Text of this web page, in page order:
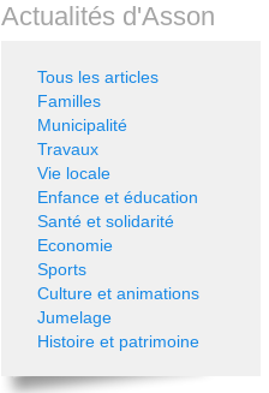
Actualités d'Asson
Tous les articles
Familles
Municipalité
Travaux
Vie locale
Enfance et éducation
Santé et solidarité
Economie
Sports
Culture et animations
Jumelage
Histoire et patrimoine